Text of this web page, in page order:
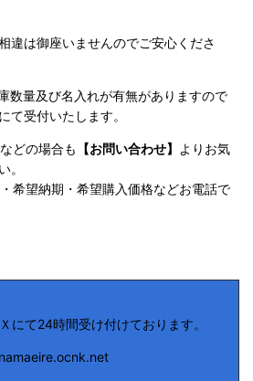
御座いませんのでご安心くださ
及び名入れが有無がありますので
にて受付いたします。
の場合も 【お問い合わせ】
よりお気
さい。
納期・希望購入価格などお電話で
にて24時間受け付けております。